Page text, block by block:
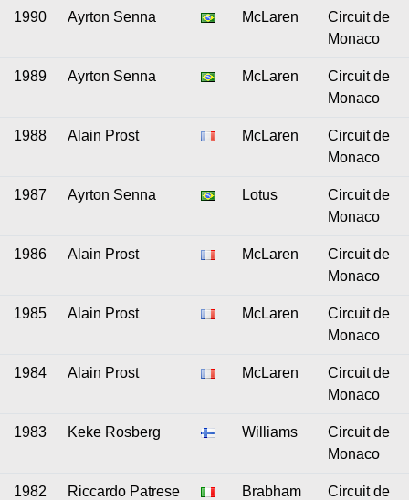
1990 Ayrton Senna McLaren
Circuit de
Monaco
1989 Ayrton Senna McLaren
Circuit de
Monaco
1988 Alain Prost McLaren
Circuit de
Monaco
1987 Ayrton Senna Lotus
Circuit de
Monaco
1986 Alain Prost McLaren
Circuit de
Monaco
1985 Alain Prost McLaren
Circuit de
Monaco
1984 Alain Prost McLaren
Circuit de
Monaco
1983 Keke Rosberg Williams
Circuit de
Monaco
1982 Riccardo Patrese Brabham
Circuit de